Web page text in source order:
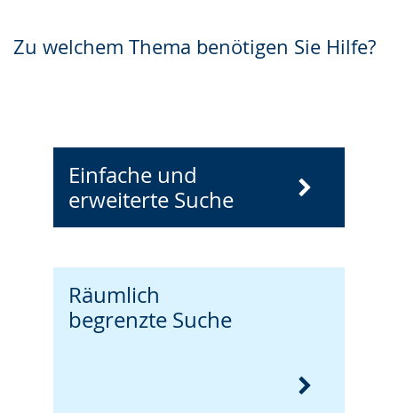
Zu welchem Thema benötigen Sie Hilfe?
Einfache und
erweiterte Suche
Räumlich
begrenzte Suche